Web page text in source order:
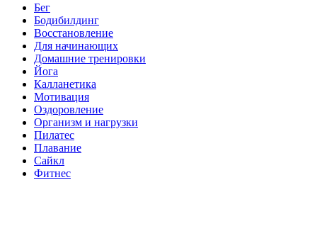
Бег
Бодибилдинг
Восстановление
Для начинающих
Домашние тренировки
Йога
Калланетика
Мотивация
Оздоровление
Организм и нагрузки
Пилатес
Плавание
Сайкл
Фитнес